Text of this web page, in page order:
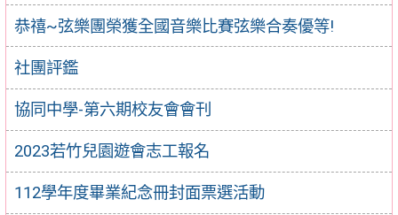
恭禧~弦樂團榮獲全國音樂比賽弦樂合奏優等!
社團評鑑
協同中學-第六期校友會會刊
2023若竹兒園遊會志工報名
112學年度畢業紀念冊封面票選活動